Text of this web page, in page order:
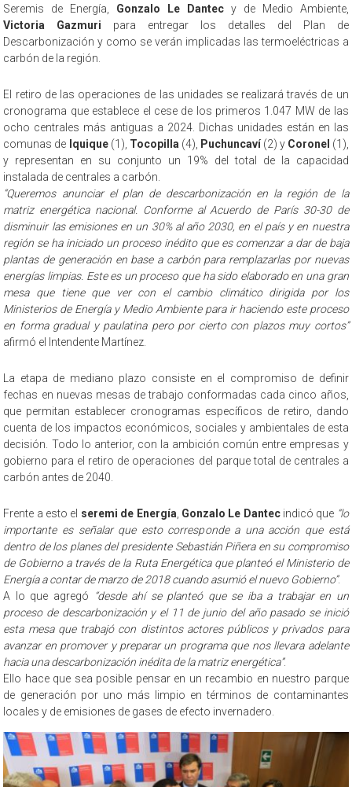
Seremis de Energía, Gonzalo Le Dantecy de Medio Ambiente,
Victoria Gazmuri para entregar los detalles del Plan de
Descarbonización y como se verán implicadas las termoeléctricas a
carbón de la región.
El retiro de las operaciones de las unidades se realizará través de un
cronograma que establece el cese de los primeros 1.047 MW de las
ocho centrales más antiguas a 2024. Dichas unidades están en las
comunas de Iquique(1), Tocopilla(4), Puchuncaví(2) y Coronel (1),
y representan en su conjunto un 19% del total de la capacidad
instalada de centrales a carbón.
“Queremos anunciar el plan de descarbonización en la región de la
matriz energética nacional. Conforme al Acuerdo de París 30-30 de
disminuir las emisiones en un 30% al año 2030, en el país y en nuestra
región se ha iniciado un proceso inédito que es comenzar a dar de baja
plantas de generación en base a carbón para remplazarlas por nuevas
energías limpias. Este es un proceso que ha sido elaborado en una gran
mesa que tiene que ver con el cambio climático dirigida por los
Ministerios de Energía y Medio Ambiente para ir haciendo este proceso
en forma gradual y paulatina pero por cierto con plazos muy cortos”
afirmó el Intendente Martínez.
La etapa de mediano plazo consiste en el compromiso de definir
fechas en nuevas mesas de trabajo conformadas cada cinco años,
que permitan establecer cronogramas específicos de retiro, dando
cuenta de los impactos económicos, sociales y ambientales de esta
decisión. Todo lo anterior, con la ambición común entre empresas y
gobierno para el retiro de operaciones del parque total de centrales a
carbón antes de 2040.
Frente a esto el seremi de Energía, Gonzalo Le Dantecindicó que “lo
importante es señalar que esto corresponde a una acción que está
dentro de los planes del presidente Sebastián Piñera en su compromiso
de Gobierno a través de la Ruta Energética que planteó el Ministerio de
Energía a contar de marzo de 2018 cuando asumió el nuevo Gobierno”.
A lo que agregó
“desde ahí se planteó que se iba a trabajar en un
proceso de descarbonización y el 11 de junio del año pasado se inició
esta mesa que trabajó con distintos actores públicos y privados para
avanzar en promover y preparar un programa que nos llevara adelante
hacia una descarbonización inédita de la matriz energética”.
Ello hace que sea posible pensar en un recambio en nuestro parque
de generación por uno más limpio en términos de contaminantes
locales y de emisiones de gases de efecto invernadero.